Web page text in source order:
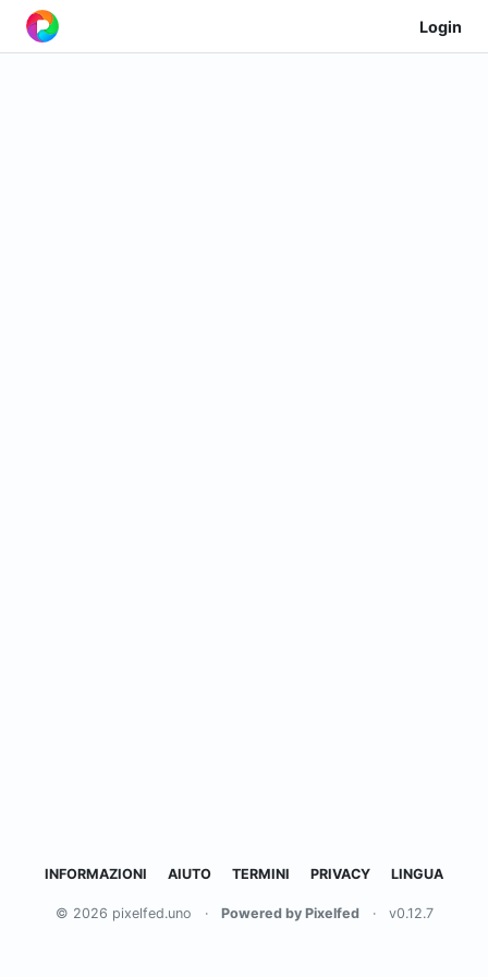
Login
INFORMAZIONI AIUTO TERMINI PRIVACY LINGUA
© 2026 pixelfed.uno · Powered by Pixelfed · v0.12.7